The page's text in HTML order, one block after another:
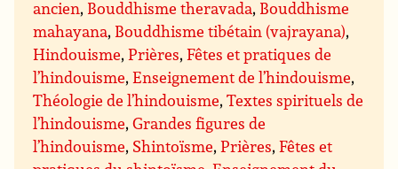
ancien, Bouddhisme theravada, Bouddhisme
mahayana, Bouddhisme tibétain (vajrayana),
Hindouisme,Prières,Fêtes et pratiques de
l’hindouisme,Enseignement de l’hindouisme,
Théologie de l’hindouisme,Textes spirituels de
l’hindouisme,Grandes figures de
l’hindouisme, Shintoïsme,Prières,Fêtes et